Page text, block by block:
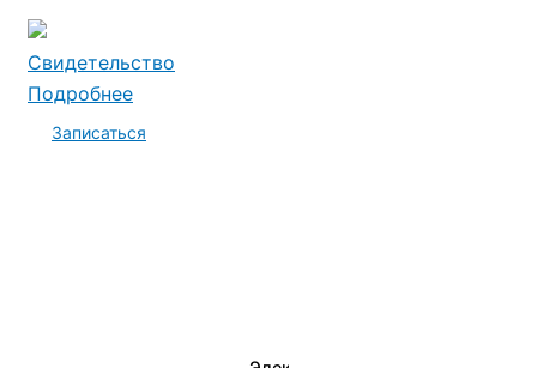
Свидетельство
Подробнее
Записаться